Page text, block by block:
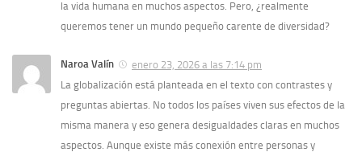
la vida humana en muchos aspectos. Pero, ¿realmente
queremos tener un mundo pequeño carente de diversidad?
Naroa Valín
enero 23, 2026 a las 7:14 pm
La globalización está planteada en el texto con contrastes y
preguntas abiertas. No todos los países viven sus efectos de la
misma manera y eso genera desigualdades claras en muchos
aspectos. Aunque existe más conexión entre personas y